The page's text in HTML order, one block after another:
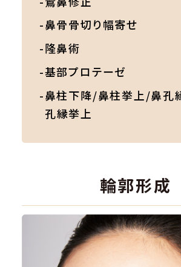
-鼻骨骨切り幅寄せ
-隆鼻術
-基部プロテーゼ
-鼻柱下降/鼻柱挙上/鼻孔
孔縁挙上
輪郭形成